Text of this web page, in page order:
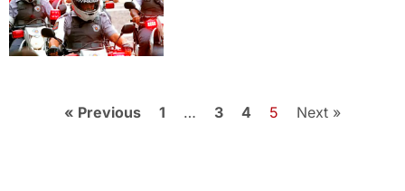
« Previous 1 … 3 4 5 Next »